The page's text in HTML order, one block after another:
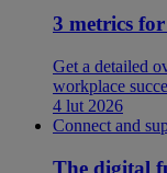
3 metrics
Get a detailed
workplace
4 lut 2026
Connect and
The digital